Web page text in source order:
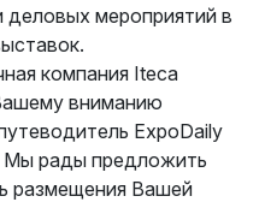
деловых мероприятий в
компания Iteca
вниманию
ExpoDaily
Мы рады предложить
размещения Вашей